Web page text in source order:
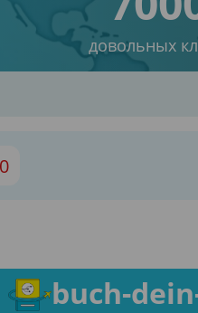
довольных
0
buch-